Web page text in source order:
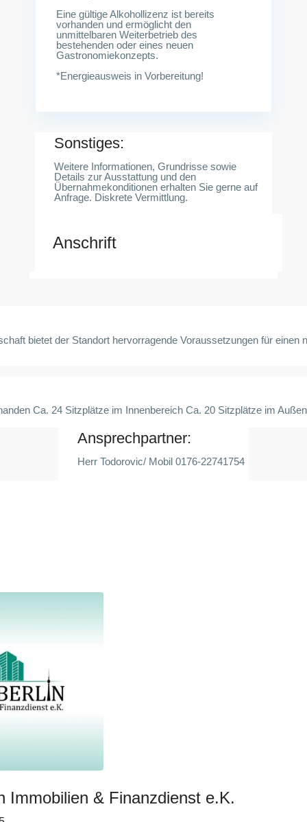
Eine gültige Alkohollizenz ist bereits
vorhanden und ermöglicht den
unmittelbaren Weiterbetrieb des
bestehenden oder eines neuen
Gastronomiekonzepts.
*Energieausweis in Vorbereitung!
Sonstiges:
Weitere Informationen, Grundrisse sowie
Details zur Ausstattung und den
Übernahmekonditionen erhalten Sie gerne auf
Anfrage. Diskrete Vermittlung.
Anschrift
der Standort hervorragende Voraussetzungen
Ca. 24 Sitzplätze im Innenbereich Ca. 20 Sitzplätze im
Ansprechpartner:
Herr Todorovic/ Mobil 0176-22741754
Immobilien & Finanzdienst e.K.